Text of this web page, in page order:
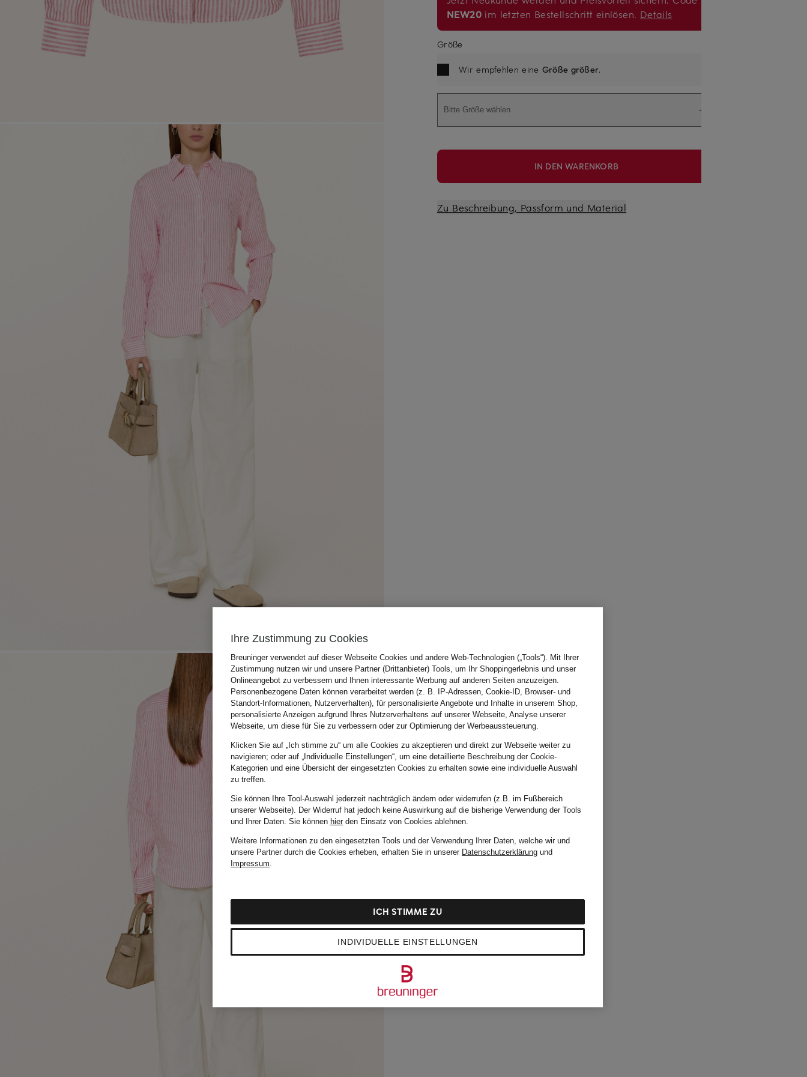
NEW20 im letzten Bestellschritt einlösen. Details
Größe
Wir empfehlen eine Größe größer.
Bitte Größe wählen
IN DEN WARENKORB
Zu Beschreibung, Passform und Material
Ihre Zustimmung zu Cookies
Breuninger verwendet auf dieser Webseite Cookies und andere Web-Technologien („Tools“). Mit Ihrer
Zustimmung nutzen wir und unsere Partner (Drittanbieter) Tools, um Ihr Shoppingerlebnis und unser
Onlineangebot zu verbessern und Ihnen interessante Werbung auf anderen Seiten anzuzeigen.
Personenbezogene Daten können verarbeitet werden (z. B. IP-Adressen, Cookie-ID, Browser- und
Standort-Informationen, Nutzerverhalten), für personalisierte Angebote und Inhalte in unserem Shop,
personalisierte Anzeigen aufgrund Ihres Nutzerverhaltens auf unserer Webseite, Analyse unserer
Webseite, um diese für Sie zu verbessern oder zur Optimierung der Werbeaussteuerung.
Klicken Sie auf „Ich stimme zu“ um alle Cookies zu akzeptieren und direkt zur Webseite weiter zu
navigieren; oder auf „Individuelle Einstellungen“, um eine detaillierte Beschreibung der Cookie-
Kategorien und eine Übersicht der eingesetzten Cookies zu erhalten sowie eine individuelle Auswahl
zu treffen.
Sie können Ihre Tool-Auswahl jederzeit nachträglich ändern oder widerrufen (z.B. im Fußbereich
unserer Webseite). Der Widerruf hat jedoch keine Auswirkung auf die bisherige Verwendung der Tools
und Ihrer Daten. Sie können hierden Einsatz von Cookies ablehnen.
Weitere Informationen zu den eingesetzten Tools und der Verwendung Ihrer Daten, welche wir und
unsere Partner durch die Cookies erheben, erhalten Sie in unserer Datenschutzerklärung und
Impressum.
INDIVIDUELLE EINSTELLUNGEN
ICH STIMME ZU